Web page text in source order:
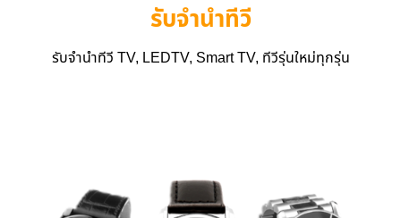
รับจำนำทีวี
รับจำนำทีวี TV, LEDTV, Smart TV, ทีวีรุ่นใหม่ทุกรุ่น